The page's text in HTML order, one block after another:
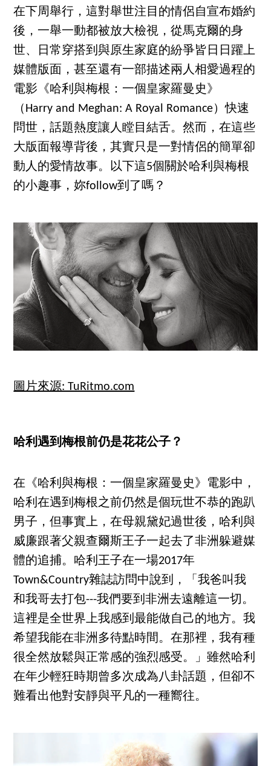
在下周舉行，這對舉世注目的情侶自宣布婚約
後，一舉一動都被放大檢視，從馬克爾的身
世、日常穿搭到與原生家庭的紛爭皆日日躍上
媒體版面，甚至還有一部描述兩人相愛過程的
電影《哈利與梅根：一個皇家羅曼史》
（Harry and Meghan: A Royal Romance）快速
問世，話題熱度讓人瞠目結舌。然而，在這些
大版面報導背後，其實只是一對情侶的簡單卻
動人的愛情故事。以下這5個關於哈利與梅根
的小趣事，妳follow到了嗎？
圖片來源: TuRitmo.com
哈利遇到梅根前仍是花花公子？
在《哈利與梅根：一個皇家羅曼史》電影中，
哈利在遇到梅根之前仍然是個玩世不恭的跑趴
男子，但事實上，在母親黛妃過世後，哈利與
威廉跟著父親查爾斯王子一起去了非洲躲避媒
體的追捕。哈利王子在一場2017年
Town&Country雜誌訪問中說到，「我爸叫我
和我哥去打包---我們要到非洲去遠離這一切。
這裡是全世界上我感到最能做自己的地方。我
希望我能在非洲多待點時間。在那裡，我有種
很全然放鬆與正常感的強烈感受。」雖然哈利
在年少輕狂時期曾多次成為八卦話題，但卻不
難看出他對安靜與平凡的一種嚮往。